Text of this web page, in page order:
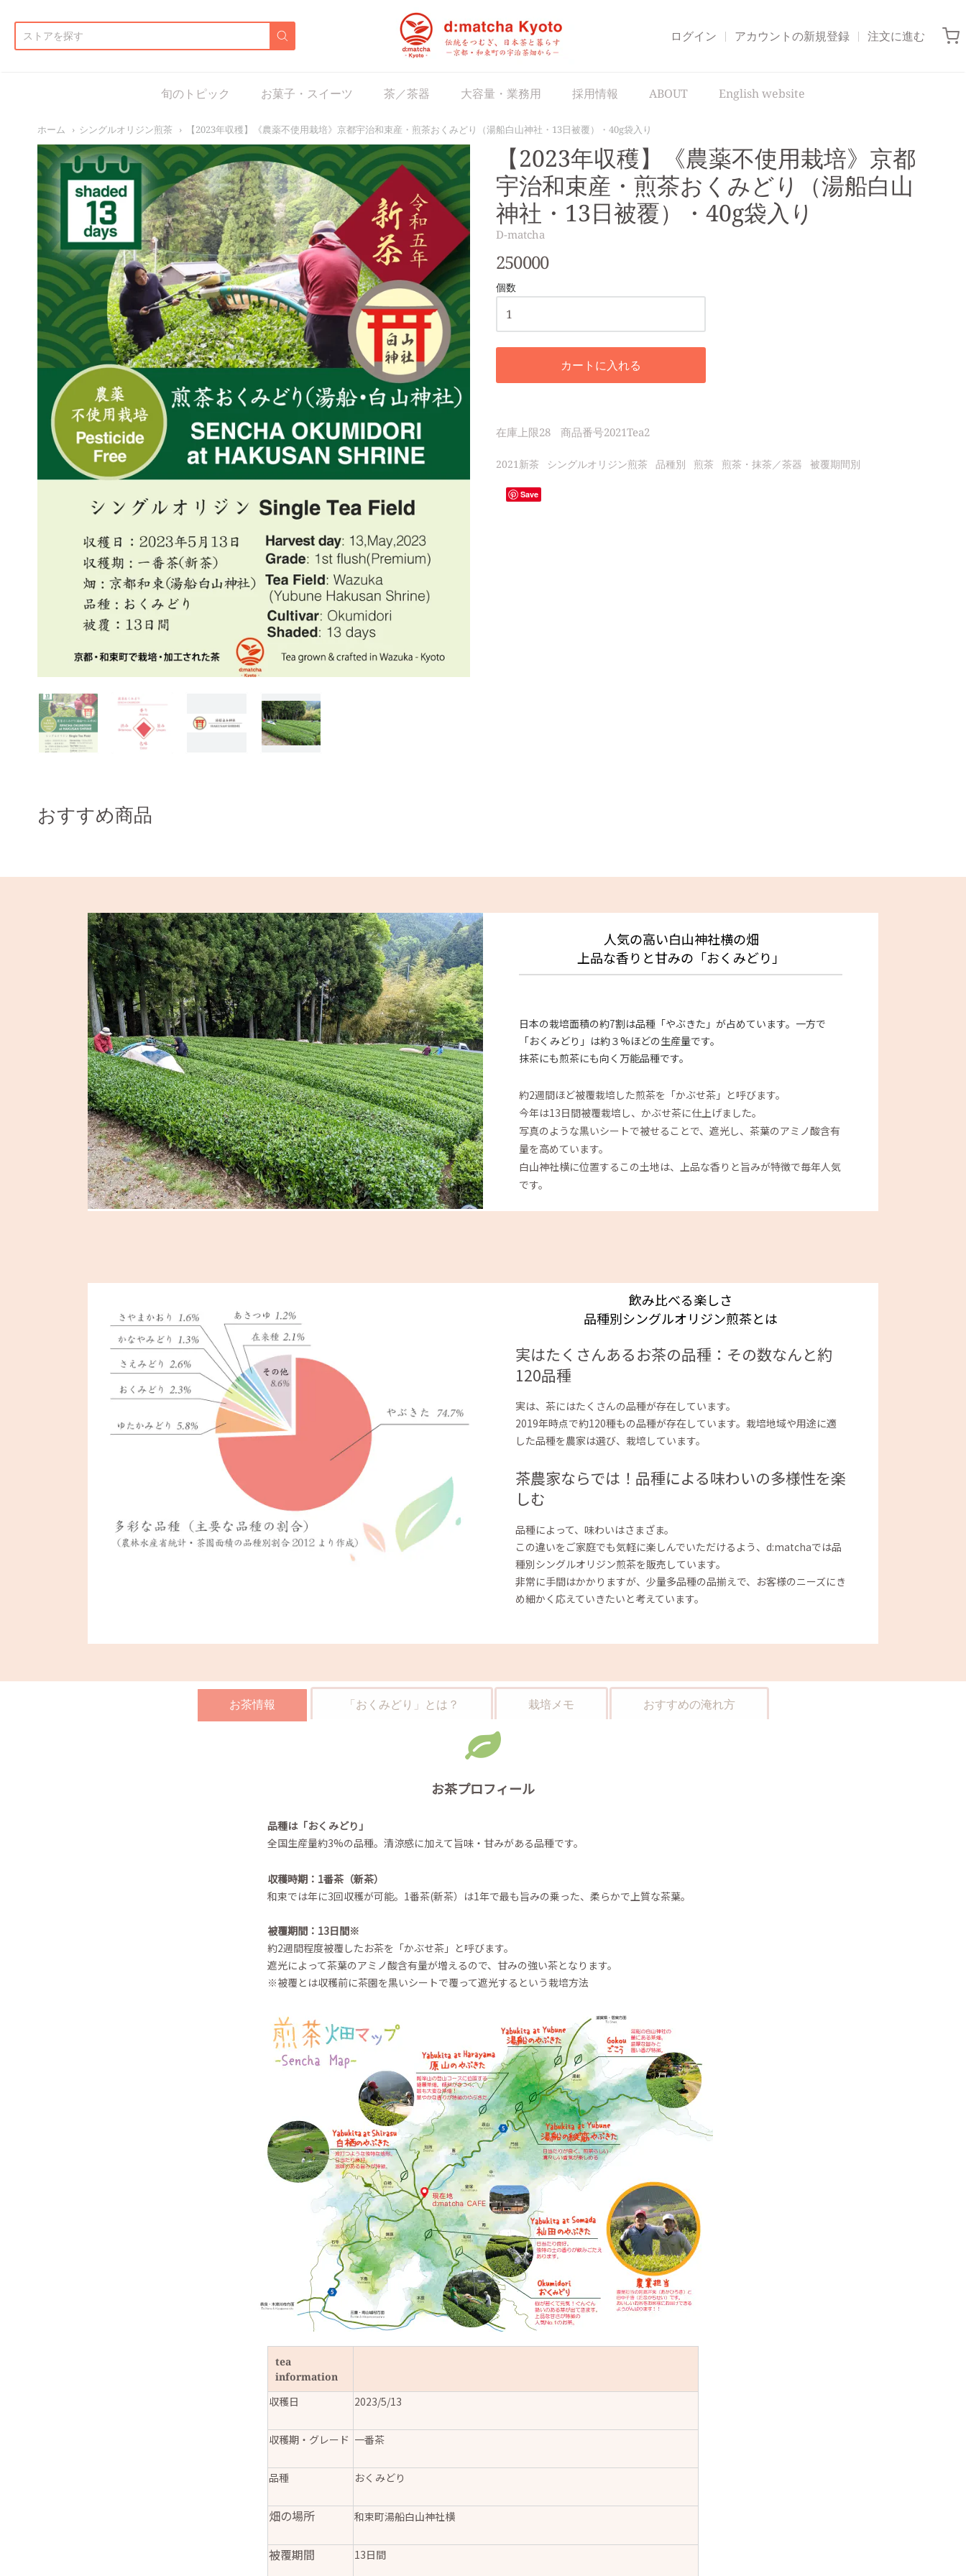
d:matcha Japan ログイン アカウントの新規登録 注文に進む
旬のトピック お菓子・スイーツ 茶／茶器 大容量・業務用 採用情報 ABOUT English website
ホーム シングルオリジン煎茶 【2023年収穫】《農薬不使用栽培》京都宇治和束産・煎茶おくみどり（湯船白山神社・13日被覆）・40g袋入り
【2023年収穫】《農薬不使用栽培》京都
宇治和束産・煎茶おくみどり（湯船白山
神社・13日被覆）・40g袋入り
D-matcha
250000
個数
カートに入れる
在庫上限28 商品番号2021Tea2
2021新茶 シングルオリジン煎茶 品種別 煎茶 煎茶・抹茶／茶器 被覆期間別
Save
おすすめ商品
人気の高い白山神社横の畑
上品な香りと甘みの「おくみどり」
日本の栽培面積の約7割は品種「やぶきた」が占めています。一方で
「おくみどり」は約３%ほどの生産量です。
抹茶にも煎茶にも向く万能品種です。
約2週間ほど被覆栽培した煎茶を「かぶせ茶」と呼びます。
今年は13日間被覆栽培し、かぶせ茶に仕上げました。
写真のような黒いシートで被せることで、遮光し、茶葉のアミノ酸含有
量を高めています。
白山神社横に位置するこの土地は、上品な香りと旨みが特徴で毎年人気
です。
飲み比べる楽しさ
品種別シングルオリジン煎茶とは
実はたくさんあるお茶の品種：その数なんと約
120品種
実は、茶にはたくさんの品種が存在しています。
2019年時点で約120種もの品種が存在しています。栽培地域や用途に適
した品種を農家は選び、栽培しています。
茶農家ならでは！品種による味わいの多様性を楽
しむ
品種によって、味わいはさまざま。
この違いをご家庭でも気軽に楽しんでいただけるよう、d:matchaでは品
種別シングルオリジン煎茶を販売しています。
非常に手間はかかりますが、少量多品種の品揃えで、お客様のニーズにき
め細かく応えていきたいと考えています。
お茶情報 「おくみどり」とは？ 栽培メモ おすすめの淹れ方
お茶プロフィール
品種は「おくみどり」
全国生産量約3%の品種。清涼感に加えて旨味・甘みがある品種です。
収穫時期：1番茶（新茶）
和束では年に3回収穫が可能。1番茶(新茶）は1年で最も旨みの乗った、柔らかで上質な茶葉。
被覆期間：13日間※
約2週間程度被覆したお茶を「かぶせ茶」と呼びます。
遮光によって茶葉のアミノ酸含有量が増えるので、甘みの強い茶となります。
※被覆とは収穫前に茶園を黒いシートで覆って遮光するという栽培方法
tea
information
収穫日 2023/5/13
収穫期・グレード 一番茶
品種 おくみどり
畑の場所 和束町湯船白山神社横
被覆期間 13日間